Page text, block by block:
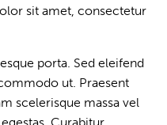
sit amet, consectetur
porta. Sed eleifend
ut. Praesent
scelerisque massa vel